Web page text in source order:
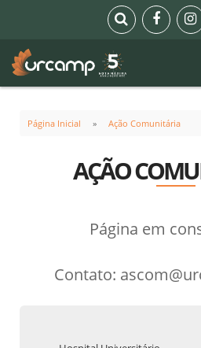
Página Inicial Ação Comunitária
AÇÃO
Página em
Contato: